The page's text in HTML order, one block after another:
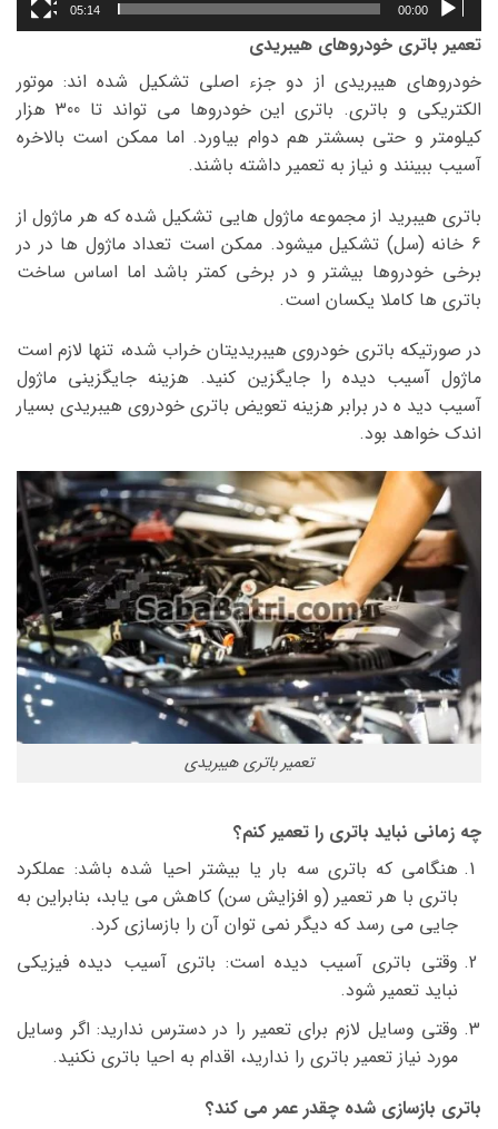
00:00
05:14
تعمیر باتری خودروهای هیبریدی
خودروهای هیبریدی از دو جزء اصلی تشکیل شده اند: موتور
الکتریکی و باتری. باتری این خودروها می تواند تا 300 هزار
کیلومتر و حتی بسشتر هم دوام بیاورد. اما ممکن است بالاخره
آسیب ببینند و نیاز به تعمیر داشته باشند.
باتری هیبرید از مجموعه ماژول هایی تشکیل شده که هر ماژول از
6 خانه (سل) تشکیل میشود. ممکن است تعداد ماژول ها در در
برخی خودروها بیشتر و در برخی کمتر باشد اما اساس ساخت
باتری ها کاملا یکسان است.
در صورتیکه باتری خودروی هیبریدیتان خراب شده، تنها لازم است
ماژول آسیب دیده را جایگزین کنید. هزینه جایگزینی ماژول
آسیب دید ه در برابر هزینه تعویض باتری خودروی هیبریدی بسیار
اندک خواهد بود.
تعمیر باتری هیبریدی
چه زمانی نباید باتری را تعمیر کنم؟
هنگامی که باتری سه بار یا بیشتر احیا شده باشد: عملکرد
باتری با هر تعمیر (و افزایش سن) کاهش می یابد، بنابراین به
جایی می رسد که دیگر نمی توان آن را بازسازی کرد.
وقتی باتری آسیب دیده است: باتری آسیب دیده فیزیکی
نباید تعمیر شود.
وقتی وسایل لازم برای تعمیر را در دسترس ندارید: اگر وسایل
مورد نیاز تعمیر باتری را ندارید، اقدام به احیا باتری نکنید.
باتری بازسازی شده چقدر عمر می کند؟